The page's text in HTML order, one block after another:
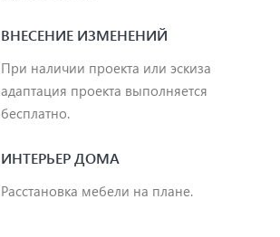
ВНЕСЕНИЕ ИЗМЕНЕНИЙ
При наличии проекта или эскиза
адаптация проекта выполняется
бесплатно.
ИНТЕРЬЕР ДОМА
Расстановка мебели на плане.